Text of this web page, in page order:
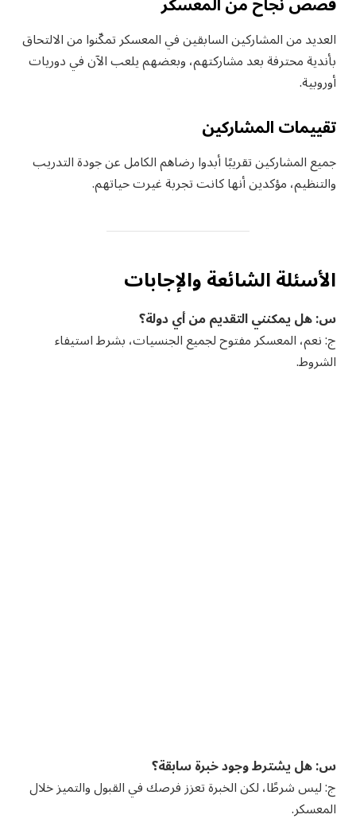
العديد من المشاركين السابقين في المعسكر تمكّنوا من الالتحاق
بأندية محترفة بعد مشاركتهم، وبعضهم يلعب الآن في دوريات
أوروبية.
تقييمات المشاركين
جميع المشاركين تقريبًا أبدوا رضاهم الكامل عن جودة التدريب
والتنظيم، مؤكدين أنها كانت تجربة غيرت حياتهم.
الأسئلة الشائعة والإجابات
س: هل يمكنني التقديم من أي دولة؟
ج: نعم، المعسكر مفتوح لجميع الجنسيات، بشرط استيفاء
الشروط.
س: هل يشترط وجود خبرة سابقة؟
ج: ليس شرطًا، لكن الخبرة تعزز فرصك في القبول والتميز خلال
المعسكر.